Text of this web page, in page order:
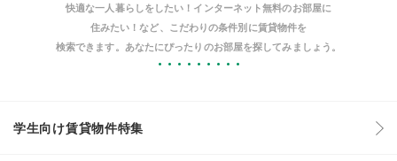
快適な一人暮らしをしたい！インターネット無料のお部屋に
住みたい！など、こだわりの条件別に賃貸物件を
検索できます。あなたにぴったりのお部屋を探してみましょう。
学生向け賃貸物件特集